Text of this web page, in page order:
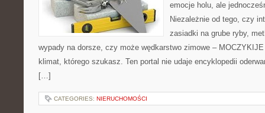
emocje holu, ale
Niezależnie od tego, czy
zasiadki na grube ryby,
wypady na dorsze, czy może wędkarstwo zimowe – MOCZYKIJE
klimat, którego szukasz. Ten portal nie udaje encyklopedii
[…]
CATEGORIES: NIERUCHOMOŚCI